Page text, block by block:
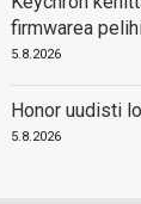
firmwarea
5.8.2026
Honor uudisti
5.8.2026